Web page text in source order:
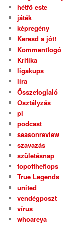
hétfő este
játék
képregény
Keresd a jót!
Kommentfogó
Kritika
ligakups
líra
Összefoglaló
Osztályzás
pl
podcast
seasonreview
szavazás
születésnap
topoftheflops
True Legends
united
vendégposzt
vírus
whoareya